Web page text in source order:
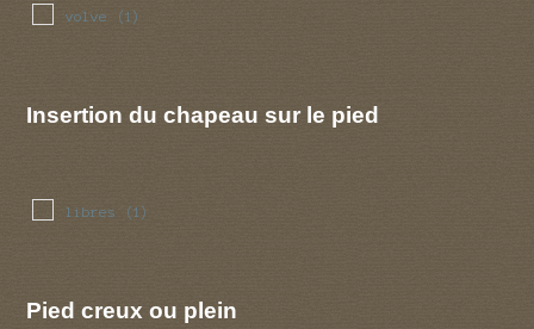
volve (1)
Insertion du chapeau sur le pied
libres (1)
Pied creux ou plein